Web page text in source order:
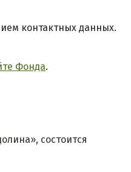
контактных данных.
Фонда.
состоится